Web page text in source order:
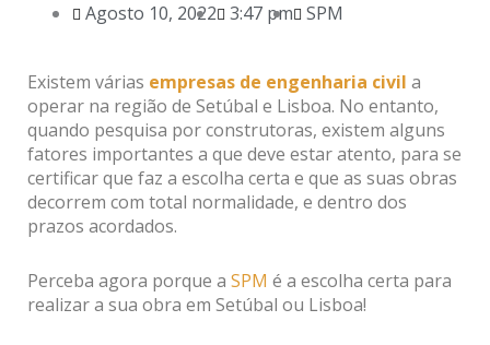
Agosto 10, 2022 3:47 pm SPM
Existem várias empresas de engenharia civil a
operar na região de Setúbal e Lisboa. No entanto,
quando pesquisa por construtoras, existem alguns
fatores importantes a que deve estar atento, para se
certificar que faz a escolha certa e que as suas obras
decorrem com total normalidade, e dentro dos
prazos acordados.
Perceba agora porque a SPM é a escolha certa para
realizar a sua obra em Setúbal ou Lisboa!